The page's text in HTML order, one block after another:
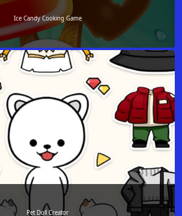
Ice Candy Cooking Game
Pet Doll Creator